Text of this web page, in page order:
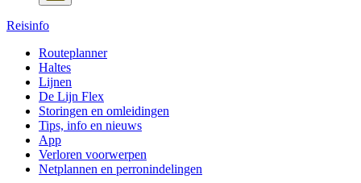
Reisinfo
Routeplanner
Haltes
Lijnen
De Lijn Flex
Storingen en omleidingen
Tips, info en nieuws
App
Verloren voorwerpen
Netplannen en perronindelingen